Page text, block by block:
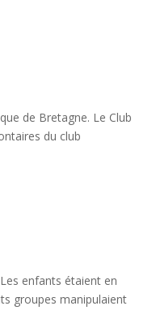
de Bretagne. Le Club
du club
enfants étaient en
groupes manipulaient